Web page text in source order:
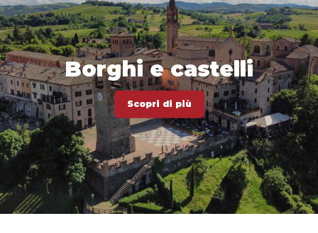
Borghi e castelli
Scopri di più